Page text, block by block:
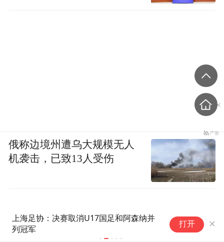
邮报：格瓦扮演马雷斯卡战术关
打开
俄称边境州遭乌大规模无人
机袭击，已致13人受伤